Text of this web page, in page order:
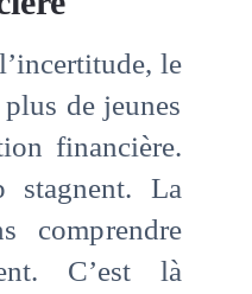
le
de jeunes
financière.
stagnent. La
comprendre
C’est là